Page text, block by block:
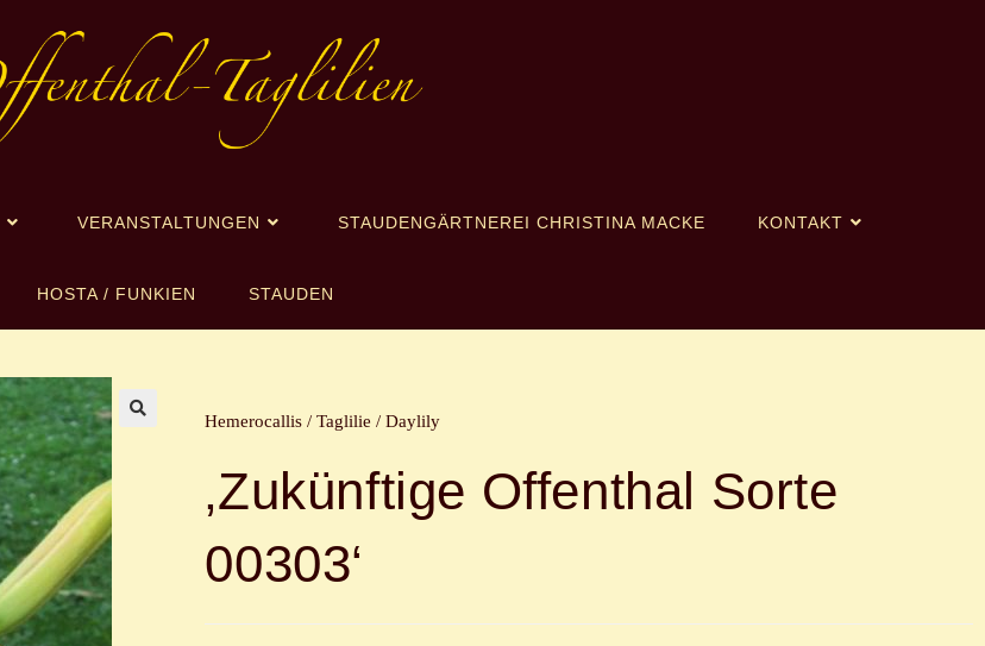
VERANSTALTUNGEN STAUDENGÄRTNEREI CHRISTINA MACKE KONTAKT
HOSTA / FUNKIEN STAUDEN
Hemerocallis / Taglilie / Daylily
‚Zukünftige Offenthal Sorte
00303‘